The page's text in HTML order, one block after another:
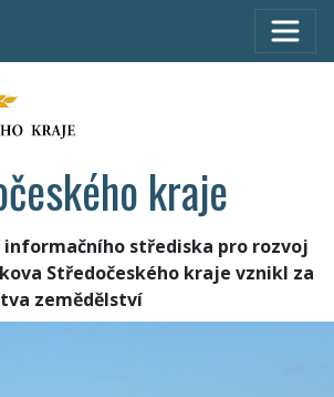
kraje
střediska pro rozvoj
Středočeského kraje vznikl za
zemědělství